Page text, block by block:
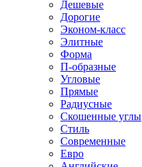
Дешевые
Дорогие
Эконом-класс
Элитные
Форма
П-образные
Угловые
Прямые
Радиусные
Скошенные углы
Стиль
Современные
Евро